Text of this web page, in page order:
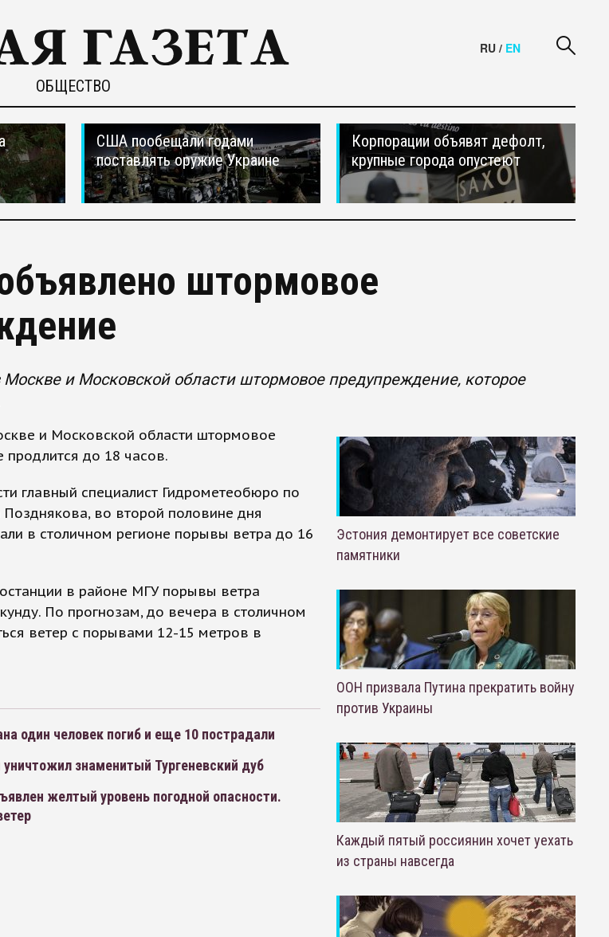
ОБЩЕСТВО
RU / EN
США пообещали годами
поставлять оружие Украине
Корпорации объявят дефолт,
крупные города опустеют
штормовое
и Московской области штормовое предупреждение, которое
и Московской области штормовое
продлится до 18 часов.
главный специалист Гидрометеобюро по
Позднякова, во второй половине дня
в столичном регионе порывы ветра до 16
в районе МГУ порывы ветра
По прогнозам, до вечера в столичном
ветер с порывами 12-15 метров в
один человек погиб и еще 10 пострадали
уничтожил знаменитый Тургеневский дуб
желтый уровень погодной опасности.
Эстония демонтирует все советские
памятники
ООН призвала Путина прекратить войну
против Украины
Каждый пятый россиянин хочет уехать
из страны навсегда